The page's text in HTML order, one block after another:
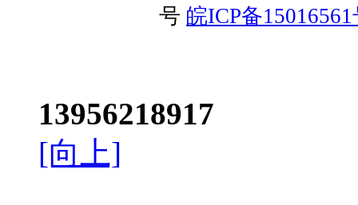
号 皖ICP备
13956218917
[向上]